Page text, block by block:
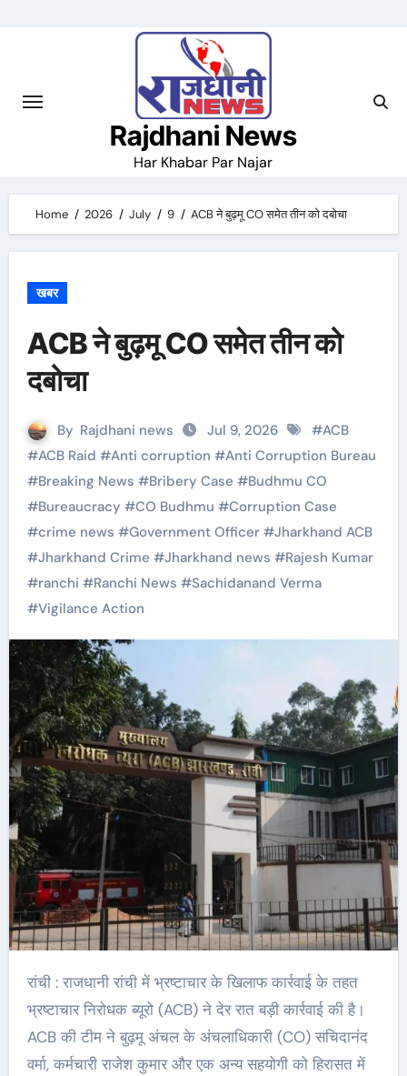
Rajdhani News
Har Khabar Par Najar
Home 2026 July 9 ACB ने बुढ़मू CO समेत तीन को दबोचा
खबर
ACB ने बुढ़मू CO समेत तीन को
दबोचा
By Rajdhani news Jul 9, 2026 #ACB
#ACB Raid #Anti corruption #Anti Corruption Bureau
#Breaking News #Bribery Case #Budhmu CO
#Bureaucracy #CO Budhmu #Corruption Case
#crime news #Government Officer#Jharkhand ACB
#Jharkhand Crime #Jharkhand news #Rajesh Kumar
#ranchi #Ranchi News #Sachidanand Verma
#Vigilance Action
रांची : राजधानी रांची में भ्रष्टाचार के खिलाफ कार्रवाई के तहत
भ्रष्टाचार निरोधक ब्यूरो (ACB) ने देर रात बड़ी कार्रवाई की है।
ACB की टीम ने बुढ़मू अंचल के अंचलाधिकारी (CO) सचिदानंद
वर्मा, कर्मचारी राजेश कुमार और एक अन्य सहयोगी को हिरासत में